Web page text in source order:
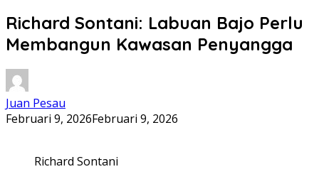
Richard Sontani: Labuan Bajo Perlu
Membangun Kawasan Penyangga
Juan Pesau
Februari 9, 2026Februari 9, 2026
Richard Sontani